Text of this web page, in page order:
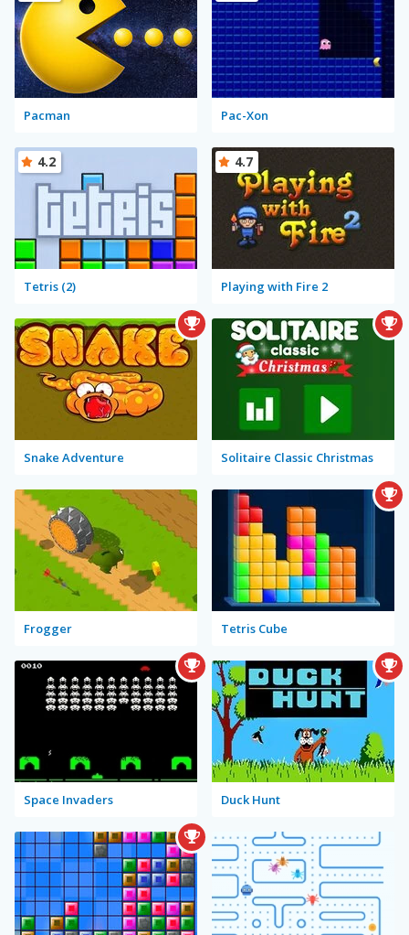
Pacman Pac-Xon
Tetris (2)
4.2
Playing with Fire 2
4.7
Snake Adventure Solitaire Classic Christmas
Frogger Tetris Cube
Space Invaders Duck Hunt